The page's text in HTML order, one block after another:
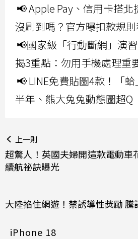
📢 Apple Pay、信用卡搭
沒刷到嗎？官方曝扣款規
📢國家級「行動斷網」演
揭3重點：勿用手機處理重
📢 LINE免費貼圖4款！「
半年、熊大兔兔動態圖超Q
上一則
超驚人！英國夫婦開這款電動車
續航祕訣曝光
大陸掐住網遊！禁誘導性獎勵
iPhone 18